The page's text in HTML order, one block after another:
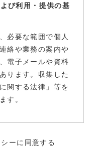
び利用・提供の基
必要な範囲で個人
絡や業務の案内や
電子メールや資料
ります。収集した
関する法律」等を
す。
ーに同意する